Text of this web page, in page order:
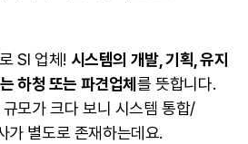
SI 업체! 시스템의 개발, 기획, 유지
하청 또는 파견업체를 뜻합니다.
모가 크다 보니 시스템 통합/
가 별도로 존재하는데요.